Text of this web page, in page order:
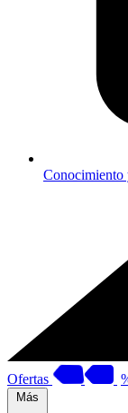
Conocimiento
Ofertas
Más